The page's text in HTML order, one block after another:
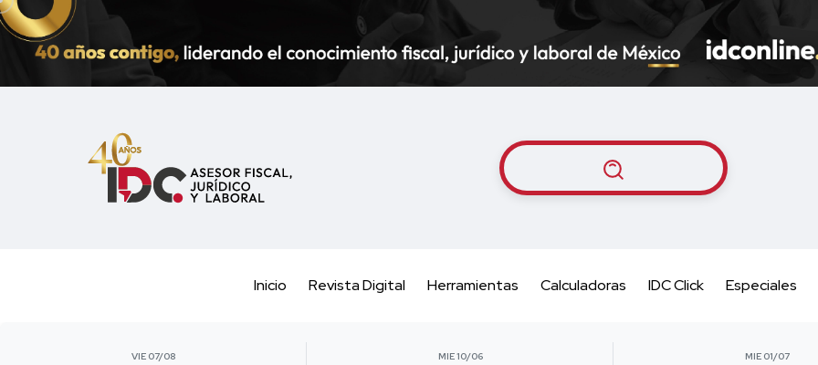
Inicio Revista Digital Herramientas Calculadoras IDC Click Especiales
VIE 07/08 MIE 10/06 MIE 01/07